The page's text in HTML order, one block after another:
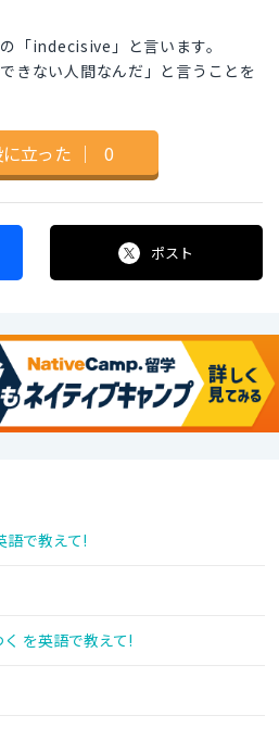
「indecisive」と言います。
きない人間なんだ」と言うことを
立った ｜ 0
ポスト
語で教えて!
を英語で教えて!